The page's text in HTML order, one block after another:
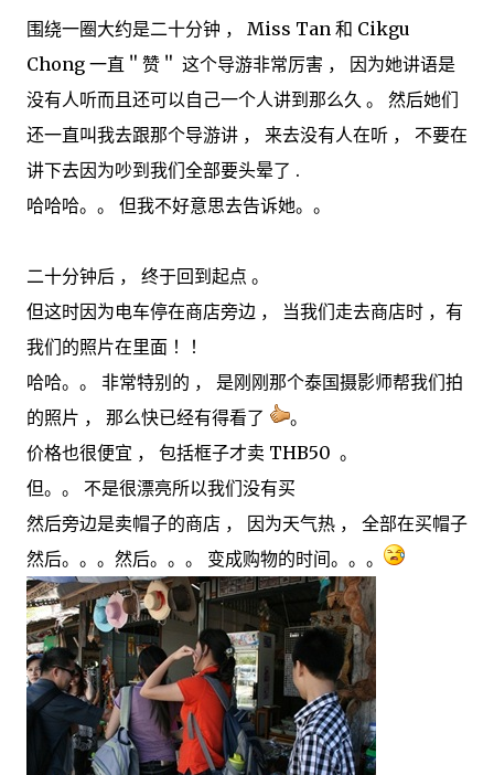
围绕一圈大约是二十分钟 ， Miss Tan 和 Cikgu
Chong 一直＂赞＂ 这个导游非常厉害 ， 因为她讲语是
没有人听而且还可以自己一个人讲到那么久 。 然后她们
还一直叫我去跟那个导游讲 ， 来去没有人在听 ， 不要在
讲下去因为吵到我们全部要头晕了 .
哈哈哈。。 但我不好意思去告诉她。。
二十分钟后 ， 终于回到起点 。
但这时因为电车停在商店旁边 ， 当我们走去商店时 ，有
我们的照片在里面 ！！
哈哈。。 非常特别的 ， 是刚刚那个泰国摄影师帮我们拍
的照片 ， 那么快已经有得看了
。
价格也很便宜 ， 包括框子才卖 THB50 。
但。。 不是很漂亮所以我们没有买
然后旁边是卖帽子的商店 ， 因为天气热 ， 全部在买帽子
然后。。。然后。。。 变成购物的时间。。。